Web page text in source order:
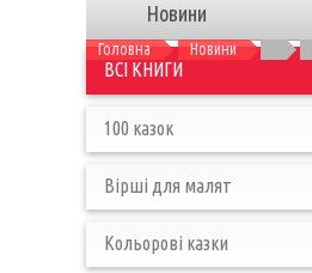
Новини
Головна Новини
ВСІ КНИГИ
100 казок
Вірші для малят
Кольорові казки